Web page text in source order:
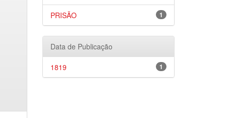
1
PRISÃO
Data de Publicação
1
1819